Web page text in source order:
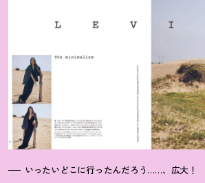
いったいどこに行ったんだろう……、広大 ！